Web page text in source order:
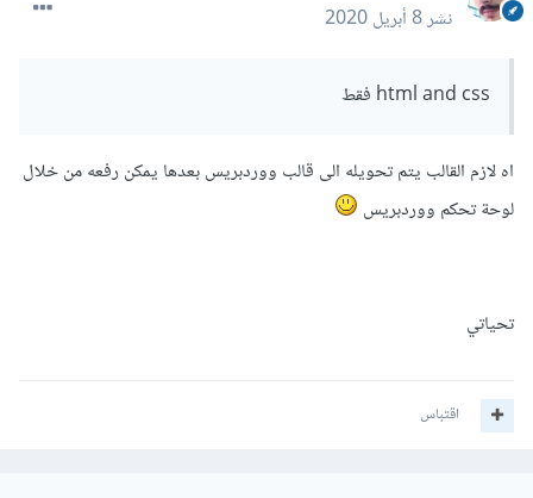
نشر8 أبريل 2020
html and css فقط
اه لازم القالب يتم تحويله الى قالب ووردبريس بعدها يمكن رفعه من خلال
لوحة تحكم ووردبريس
تحياتي
اقتباس